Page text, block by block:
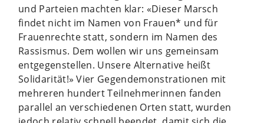
und Parteien machten klar: «Dieser Marsch
findet nicht im Namen von Frauen* und für
Frauenrechte statt, sondern im Namen des
Rassismus. Dem wollen wir uns gemeinsam
entgegenstellen. Unsere Alternative heißt
Solidarität!» Vier Gegendemonstrationen mit
mehreren hundert Teilnehmerinnen fanden
parallel an verschiedenen Orten statt, wurden